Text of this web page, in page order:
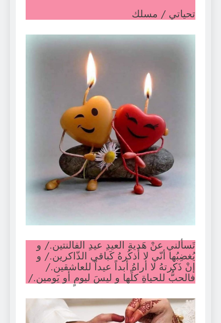
تحياتي / مسلك
تَسألني عنْ هَديةِ العيدِ عيدِ الفالنتين./ و
يُغضِبُها أنّي لا أَذكُرهُ كَباقي الذّاكرين./ و
إنْ ذَكرتهُ لا أراهُ أبداً عيداً للعاشقين./
فالحبُّ للحياةِ كلِّها و ليسَ ليومٍ أو يَومين./